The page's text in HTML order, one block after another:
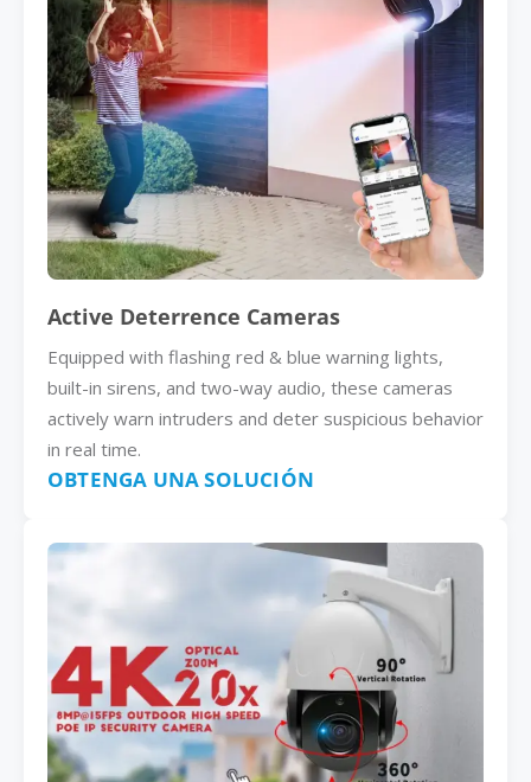
Active Deterrence Cameras
Equipped with flashing red & blue warning lights,
built-in sirens, and two-way audio, these cameras
actively warn intruders and deter suspicious behavior
in real time.
OBTENGA UNA SOLUCIÓN